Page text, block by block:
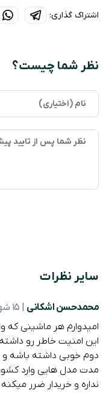
اشتراک گذاری:
نظر شما چیست؟
سایر نظرات
محمدحسن اشکانی
امیدوارم هر ماشینی
این امنیت خاطر رو
دوم خوبی داشته باشه و
مدت مدل هایی وارد
نداره و خریدار ضرر